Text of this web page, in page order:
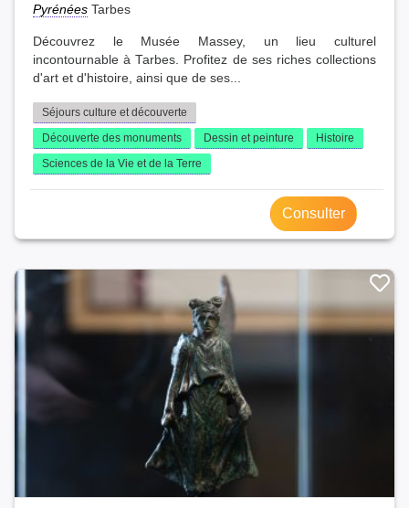
Pyrénées Tarbes
Découvrez le Musée Massey, un lieu culturel
incontournable à Tarbes. Profitez de ses riches collections
d'art et d'histoire, ainsi que de ses...
Séjours culture et découverte
Découverte des monuments
Dessin et peinture
Histoire
Sciences de la Vie et de la Terre
Consulter